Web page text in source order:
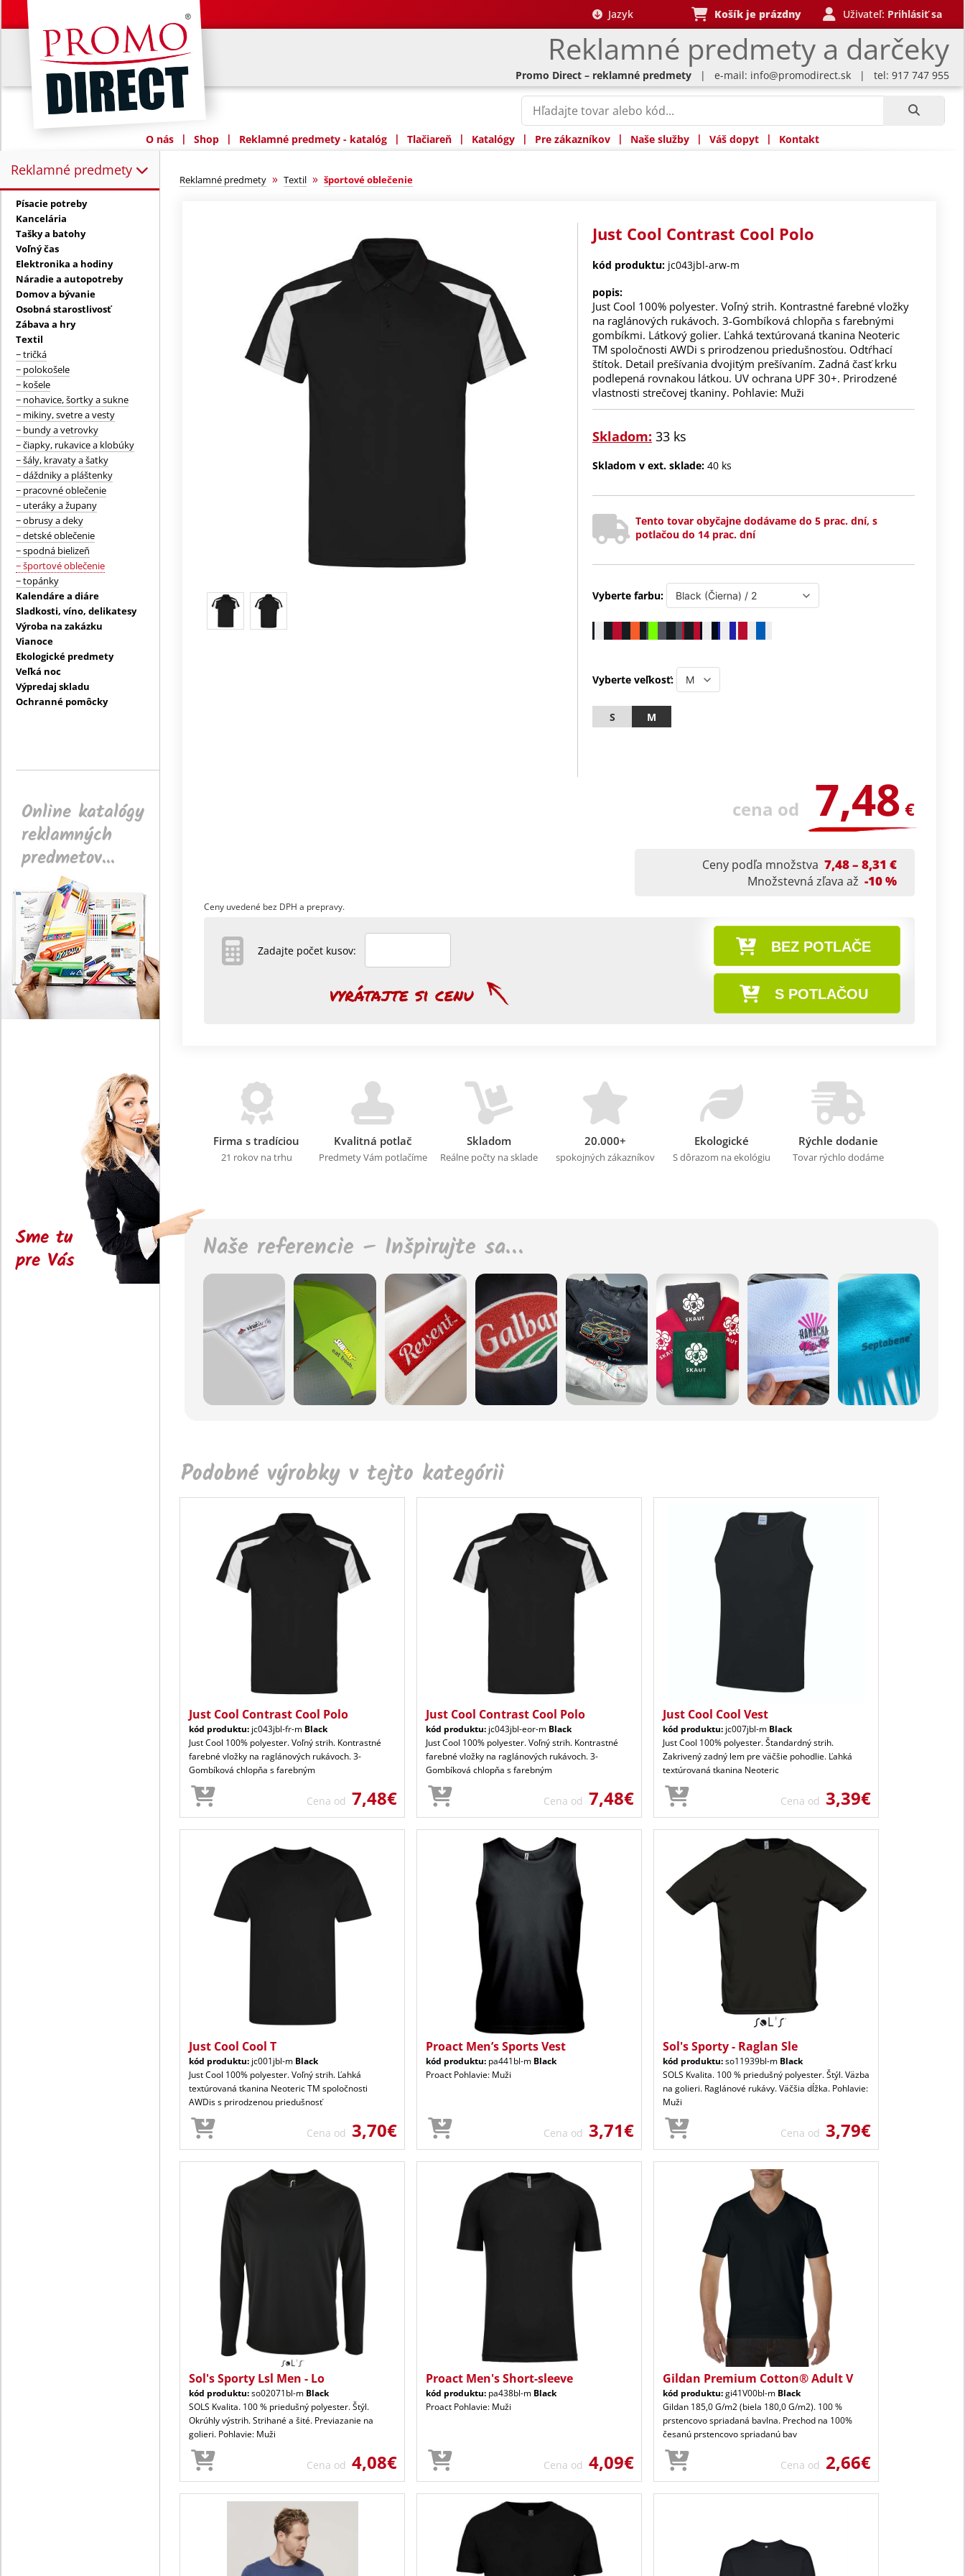
Reklamné predmety a darčeky
Jazyk Košík je prázdny Uživateľ: Prihlásiť sa
Promo Direct – reklamné predmety | e-mail: info@promodirect.sk | tel: 917 747 955
O nás | Shop | Reklamné predmety - katalóg | Tlačiareň | Katalógy | Pre zákazníkov | Naše služby | Váš dopyt | Kontakt
Reklamné predmety
Reklamné predmety:
Písacie potreby
Kancelária
Tašky a batohy
Voľný čas
Elektronika a hodiny
Náradie a autopotreby
Domov a bývanie
Osobná starostlivosť
Zábava a hry
Textil
− tričká
− polokošele
− košele
− nohavice, šortky a sukne
− mikiny, svetre a vesty
− bundy a vetrovky
− čiapky, rukavice a klobúky
− šály, kravaty a šatky
− dáždniky a pláštenky
− pracovné oblečenie
− uteráky a župany
− obrusy a deky
− detské oblečenie
− spodná bielizeň
− športové oblečenie
− topánky
Kalendáre a diáre
Sladkosti, víno, delikatesy
Výroba na zakázku
Vianoce
Ekologické predmety
Veľká noc
Výpredaj skladu
Ochranné pomôcky
Online katalógy
reklamných
predmetov...
Sme tu
pre Vás
Reklamné predmety » Textil » športové oblečenie
Just Cool Contrast Cool Polo
kód produktu: jc043jbl-arw-m
popis:
Just Cool 100% polyester. Voľný strih. Kontrastné farebné vložky
na raglánových rukávoch. 3-Gombíková chlopňa s farebnými
gombíkmi. Látkový golier. Ľahká textúrovaná tkanina Neoteric
TM spoločnosti AWDi s prirodzenou priedušnosťou. Odtŕhací
štítok. Detail prešívania dvojitým prešívaním. Zadná časť krku
podlepená rovnakou látkou. UV ochrana UPF 30+. Prirodzené
vlastnosti strečovej tkaniny. Pohlavie: Muži
Skladom: 33 ks
Skladom v ext. sklade: 40 ks
Tento tovar obyčajne dodávame do 5 prac. dní, s
potlačou do 14 prac. dní
Vyberte farbu:
Vyberte veľkosť:
S M
cena od 7,48 €
Ceny podľa množstva 7,48 – 8,31 €
Množstevná zľava až -10 %
Ceny uvedené bez DPH a prepravy.
BEZ POTLAČE
S POTLAČOU
Zadajte počet kusov:
Firma s tradíciou
21 rokov na trhu
Kvalitná potlač
Predmety Vám potlačíme
Skladom
Reálne počty na sklade
20.000+
spokojných zákazníkov
Ekologické
S dôrazom na ekológiu
Rýchle dodanie
Tovar rýchlo dodáme
Naše referencie – Inšpirujte sa…
Podobné výrobky v tejto kategórii
Just Cool Contrast Cool Polo
kód produktu: jc043jbl-fr-m Black
Just Cool 100% polyester. Voľný strih. Kontrastné
farebné vložky na raglánových rukávoch. 3-
Gombíková chlopňa s farebným
Cena od 7,48€
Just Cool Contrast Cool Polo
kód produktu: jc043jbl-eor-m Black
Just Cool 100% polyester. Voľný strih. Kontrastné
farebné vložky na raglánových rukávoch. 3-
Gombíková chlopňa s farebným
Cena od 7,48€
Just Cool Cool Vest
kód produktu: jc007jbl-m Black
Just Cool 100% polyester. Štandardný strih.
Zakrivený zadný lem pre väčšie pohodlie. Ľahká
textúrovaná tkanina Neoteric
Cena od 3,39€
Just Cool Cool T
kód produktu: jc001jbl-m Black
Just Cool 100% polyester. Voľný strih. Ľahká
textúrovaná tkanina Neoteric TM spoločnosti
AWDis s prirodzenou priedušnosť
Cena od 3,70€
Proact Men’s Sports Vest
kód produktu: pa441bl-m Black
Proact Pohlavie: Muži
Cena od 3,71€
Sol's Sporty - Raglan Sle
kód produktu:so11939bl-m Black
SOLS Kvalita. 100 % priedušný polyester. Štýl. Väzba
na golieri. Raglánové rukávy. Väčšia dĺžka. Pohlavie:
Muži
Cena od 3,79€
Sol's Sporty Lsl Men - Lo
kód produktu:so02071bl-m Black
SOLS Kvalita. 100 % priedušný polyester. Štýl.
Okrúhly výstrih. Strihané a šité. Previazanie na
golieri. Pohlavie: Muži
Cena od 4,08€
Proact Men's Short-sleeve
kód produktu: pa438bl-m Black
Proact Pohlavie: Muži
Cena od 4,09€
Gildan Premium Cotton® Adult V
kód produktu:gi41V00bl-m Black
Gildan 185,0 G/m2 (biela 180,0 G/m2). 100 %
prstencovo spriadaná bavlna. Prechod na 100%
česanú prstencovo spriadanú bav
Cena od 2,66€